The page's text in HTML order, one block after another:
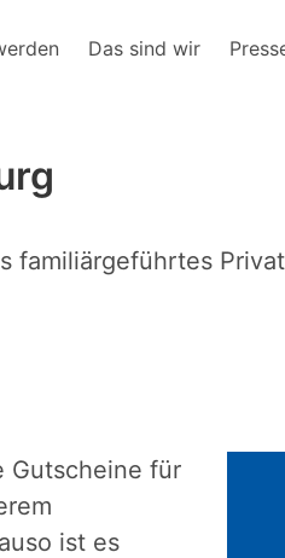
Das sind wir
familiärgeführtes
Gutscheine für
ist es